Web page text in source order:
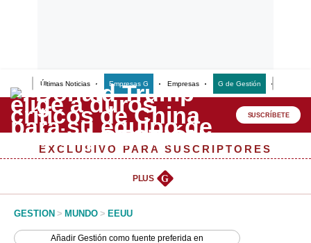
Últimas Noticias Empresas G Empresas G de Gestión
Lo último
Peru Quiosco
Management & Empleo
SUSCRÍBETE
EXCLUSIVO PARA SUSCRIPTORES
PLUS G
GESTION > MUNDO > EEUU
AñadirGestión como fuente preferida en